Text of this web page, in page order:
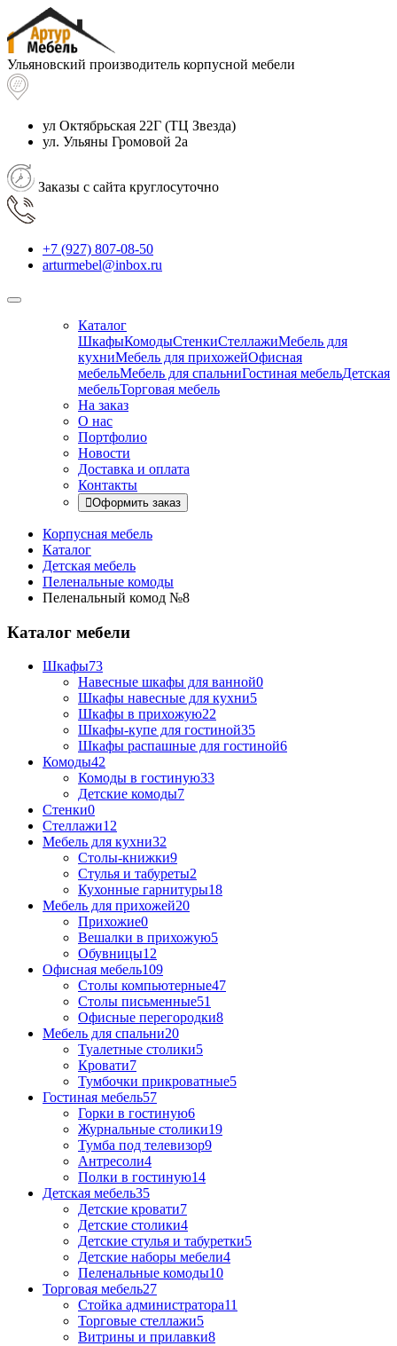
Ульяновский производитель корпусной мебели
ул Октябрьская 22Г (ТЦ Звезда)
ул. Ульяны Громовой 2а
Заказы с сайта круглосуточно
+7 (927) 807-08-50
arturmebel@inbox.ru
Каталог
ШкафыКомодыСтенкиСтеллажиМебель для
кухниМебель для прихожейОфисная
мебельМебель для спальниГостиная мебельДетская
мебельТорговая мебель
На заказ
О нас
Портфолио
Новости
Доставка и оплата
Контакты
Оформить заказ
Корпусная мебель
Каталог
Детская мебель
Пеленальные комоды
Пеленальный комод №8
Каталог мебели
Шкафы73
Навесные шкафы для ванной0
Шкафы навесные для кухни5
Шкафы в прихожую22
Шкафы-купе для гостиной35
Шкафы распашные для гостиной6
Комоды42
Комоды в гостиную33
Детские комоды7
Стенки0
Стеллажи12
Мебель для кухни32
Столы-книжки9
Стулья и табуреты2
Кухонные гарнитуры18
Мебель для прихожей20
Прихожие0
Вешалки в прихожую5
Обувницы12
Офисная мебель109
Столы компьютерные47
Столы письменные51
Офисные перегородки8
Мебель для спальни20
Туалетные столики5
Кровати7
Тумбочки прикроватные5
Гостиная мебель57
Горки в гостиную6
Журнальные столики19
Тумба под телевизор9
Антресоли4
Полки в гостиную14
Детская мебель35
Детские кровати7
Детские столики4
Детские стулья и табуретки5
Детские наборы мебели4
Пеленальные комоды10
Торговая мебель27
Стойка администратора11
Торговые стеллажи5
Витрины и прилавки8